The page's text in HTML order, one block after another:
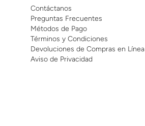
Contáctanos
Preguntas Frecuentes
Métodos de Pago
Términos y Condiciones
Devoluciones de Compras en Línea
Aviso de Privacidad